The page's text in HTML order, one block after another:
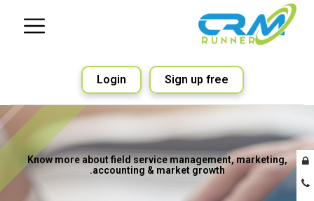
Sign up free
Login
Know more about field service management, marketing,
accounting & market growth.